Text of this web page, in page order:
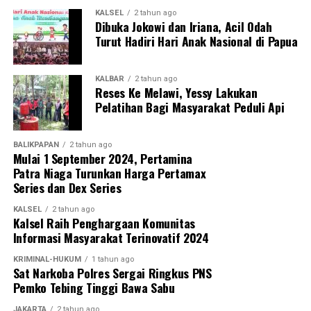
melawan Kabupaten Hulu Sungai Utara (HSU). Kegiatan ini
juga mendapat dukungan penuh dari PSSI Kalimantan
Selatan, KONI Kalimantan Selatan, serta berbagai
organisasi olahraga lainnya sebagai bentuk komitmen
bersama dalam memajukan sepak bola dan melahirkan
generasi atlet berprestasi di Banua. [adv/adpim]
Views: 15
Bagikan ke
WhatsApp 0
Messenger 0 Twitter/X
KALSEL 2 tahun ago
Dibuka Jokowi dan Iriana, Acil Odah
Turut Hadiri Hari Anak Nasional di Papua
KALBAR 2 tahun ago
Reses Ke Melawi, Yessy Lakukan
Pelatihan Bagi Masyarakat Peduli Api
BALIKPAPAN 2 tahun ago
Mulai 1 September 2024, Pertamina
Patra Niaga Turunkan Harga Pertamax
Series dan Dex Series
KALSEL 2 tahun ago
Kalsel Raih Penghargaan Komunitas
Informasi Masyarakat Terinovatif 2024
KRIMINAL-HUKUM 1 tahun ago
Sat Narkoba Polres Sergai Ringkus PNS
Pemko Tebing Tinggi Bawa Sabu
JAKARTA 2 tahun ago